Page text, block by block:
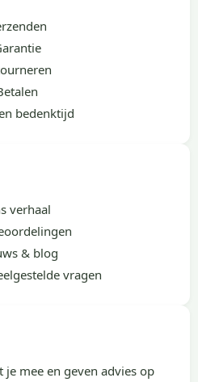
bedenktijd
verhaal
& blog
vragen
je mee en geven advies op